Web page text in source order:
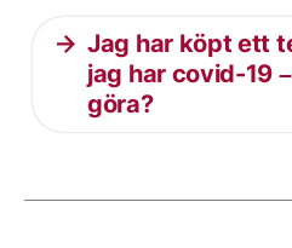
Jag har köpt ett
jag har covid-19
göra?